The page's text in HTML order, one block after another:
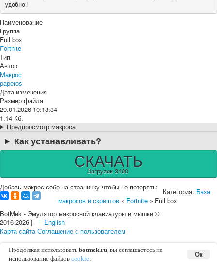
Форум
удобно!
Наименование
Группа
Full box
Fortnite
Тип
Автор
Макрос
paperos
Дата изменения
Размер файла
29.01.2026 10:18:34
1.14 Кб.
Предпросмотр макроса
Как устанавливать?
СКАЧАТЬ
Загрузок 3190
Добавь макрос себе на страничку чтобы не потерять:
Категория: База
макросов и скриптов » Fortnite » Full box
BotMek - Эмулятор макросной клавиатуры и мышки ©
2016-2026 |
English
Карта сайта Соглашение с пользователем